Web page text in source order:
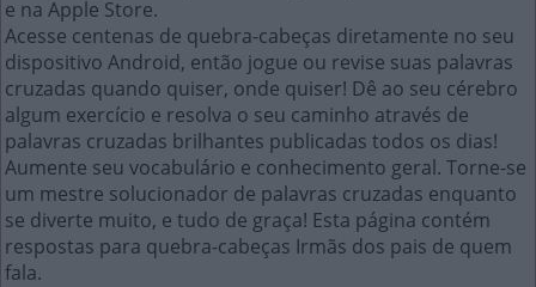
e na Apple Store.
Acesse centenas de quebra-cabeças diretamente no seu
dispositivo Android, então jogue ou revise suas palavras
cruzadas quando quiser, onde quiser! Dê ao seu cérebro
algum exercício e resolva o seu caminho através de
palavras cruzadas brilhantes publicadas todos os dias!
Aumente seu vocabulário e conhecimento geral. Torne-se
um mestre solucionador de palavras cruzadas enquanto
se diverte muito, e tudo de graça! Esta página contém
respostas para quebra-cabeças Irmãs dos pais de quem
fala.